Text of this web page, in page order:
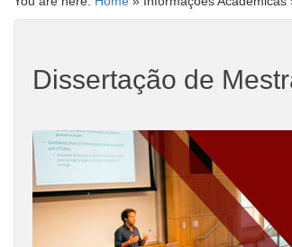
Dissertação de